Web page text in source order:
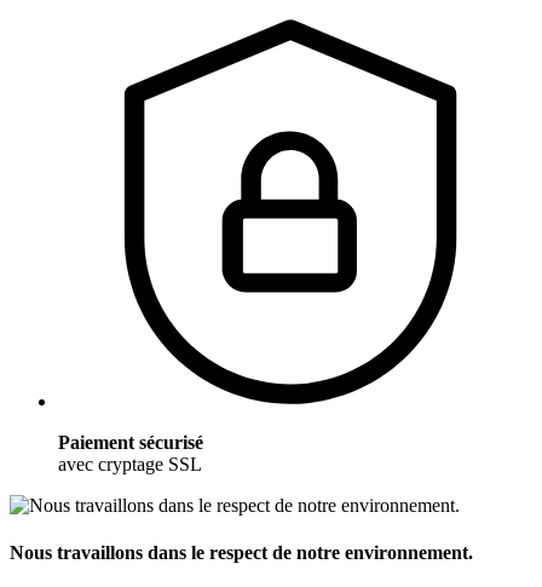
Paiement sécurisé
avec cryptage SSL
Nous travaillons dans le respect de notre environnement.